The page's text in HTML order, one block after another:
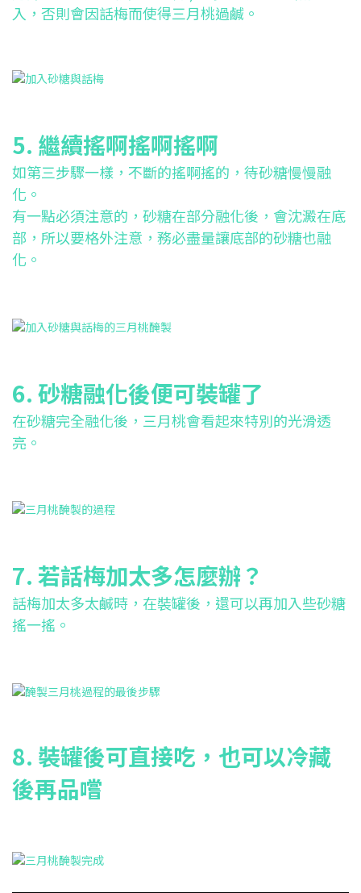
入，否則會因話梅而使得三月桃過鹹。
5. 繼續搖啊搖啊搖啊
如第三步驟一樣，不斷的搖啊搖的，待砂糖慢慢融
化。
有一點必須注意的，砂糖在部分融化後，會沈澱在底
部，所以要格外注意，務必盡量讓底部的砂糖也融
化。
6. 砂糖融化後便可裝罐了
在砂糖完全融化後，三月桃會看起來特別的光滑透
亮。
7. 若話梅加太多怎麼辦？
話梅加太多太鹹時，在裝罐後，還可以再加入些砂糖
搖一搖。
8. 裝罐後可直接吃，也可以冷藏
後再品嚐